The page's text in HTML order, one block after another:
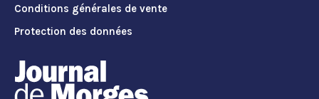
Conditions générales de vente
Protection des données